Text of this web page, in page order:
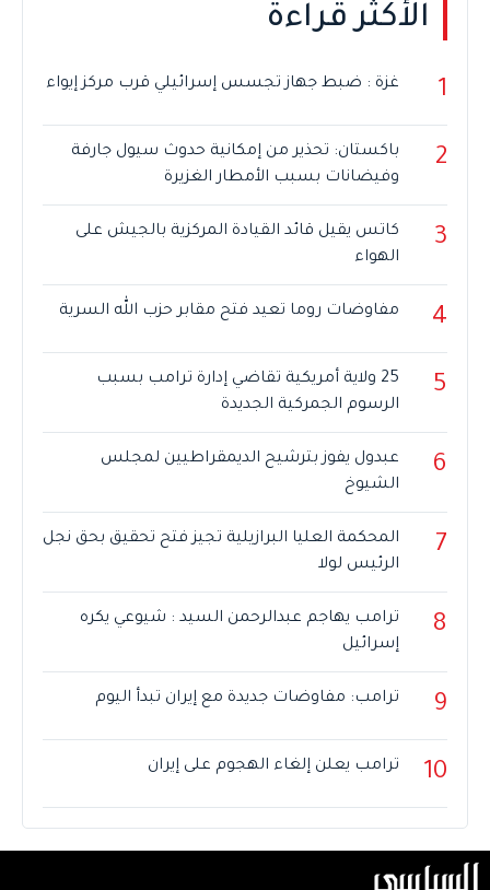
الأكثر قراءة
1 غزة : ضبط جهاز تجسس إسرائيلي قرب مركز إيواء
2
باكستان: تحذير من إمكانية حدوث سيول جارفة
وفيضانات بسبب الأمطار الغزيرة
3
كاتس يقيل قائد القيادة المركزية بالجيش على
الهواء
4 مفاوضات روما تعيد فتح مقابر حزب الله السرية
5
25 ولاية أمريكية تقاضي إدارة ترامب بسبب
الرسوم الجمركية الجديدة
6
عبدول يفوز بترشيح الديمقراطيين لمجلس
الشيوخ
7
المحكمة العليا البرازيلية تجيز فتح تحقيق بحق نجل
الرئيس لولا
8
ترامب يهاجم عبدالرحمن السيد : شيوعي يكره
إسرائيل
9 ترامب: مفاوضات جديدة مع إيران تبدأ اليوم
10 ترامب يعلن إلغاء الهجوم على إيران